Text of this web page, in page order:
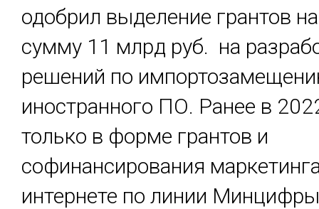
одобрил выделение грантов
сумму 11 млрд руб. на
решений по
иностранного ПО. Ранее в
только в форме грантов и
софинансирования
интернете по линии Минцифры